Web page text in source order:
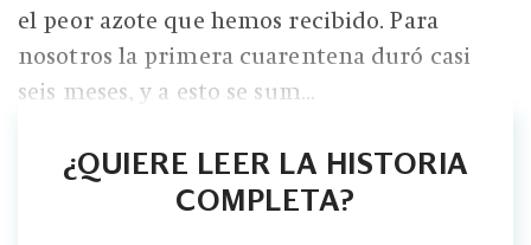
el peor azote que hemos recibido. Para
nosotros la primera cuarentena duró casi
seis meses, y a esto se sum...
¿QUIERE LEER LA HISTORIA
COMPLETA?